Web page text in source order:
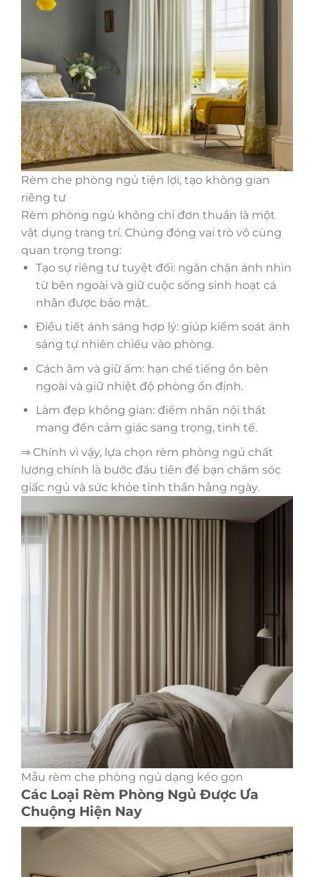
Rèm che phòng ngủ tiện lợi, tạo không gian
riêng tư
Rèm phòng ngủ không chỉ đơn thuần là một
vật dụng trang trí. Chúng đóng vai trò vô cùng
quan trọng trong:
Tạo sự riêng tư tuyệt đối: ngăn chặn ánh nhìn
từ bên ngoài và giữ cuộc sống sinh hoạt cá
nhân được bảo mật.
Điều tiết ánh sáng hợp lý: giúp kiểm soát ánh
sáng tự nhiên chiếu vào phòng.
Cách âm và giữ ấm: hạn chế tiếng ồn bên
ngoài và giữ nhiệt độ phòng ổn định.
Làm đẹp không gian: điểm nhấn nội thất
mang đến cảm giác sang trọng, tinh tế.
⇒ Chính vì vậy, lựa chọn rèm phòng ngủ chất
lượng chính là bước đầu tiên để bạn chăm sóc
giấc ngủ và sức khỏe tinh thần hằng ngày.
Mẫu rèm che phòng ngủ dạng kéo gọn
Các Loại Rèm Phòng Ngủ Được Ưa
Chuộng Hiện Nay